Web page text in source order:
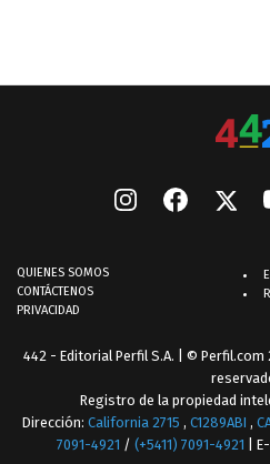
QUIENES SOMOS
CONTÁCTENOS
PRIVACIDAD
442 - Editorial Perfil S.A. | © Perfil.com
Registro de la propiedad
Dirección: California 2715 , C1289ABI ,
7091-4921 / (+5411) 7091-4921 |